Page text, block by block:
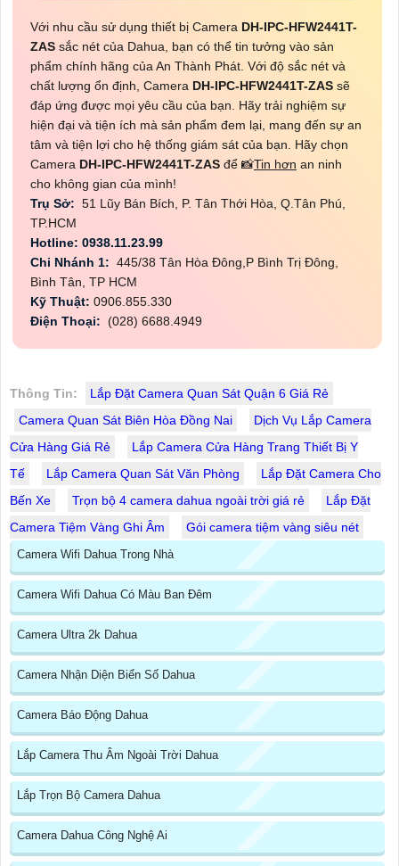
Với nhu cầu sử dụng thiết bị Camera DH-IPC-HFW2441T-
ZAS sắc nét của Dahua, bạn có thể tin tưởng vào sản
phẩm chính hãng của An Thành Phát. Với độ sắc nét và
chất lượng ổn định, Camera DH-IPC-HFW2441T-ZAS sẽ
đáp ứng được mọi yêu cầu của bạn. Hãy trải nghiệm sự
hiện đại và tiện ích mà sản phẩm đem lại, mang đến sự an
tâm và tiện lợi cho hệ thống giám sát của bạn. Hãy chọn
Camera DH-IPC-HFW2441T-ZAS để 📸Tin hơn an ninh
cho không gian của mình!
Trụ Sở: 51 Lũy Bán Bích, P. Tân Thới Hòa, Q.Tân Phú,
TP.HCM
Hotline: 0938.11.23.99
Chi Nhánh 1: 445/38 Tân Hòa Đông,P Bình Trị Đông,
Bình Tân, TP HCM
Kỹ Thuật: 0906.855.330
Điện Thoại: (028) 6688.4949
Thông Tin:
Lắp Đặt Camera Quan Sát Quận 6 Giá Rẻ
Camera Quan Sát Biên Hòa Đồng Nai
Dịch Vụ Lắp Camera
Cửa Hàng Giá Rẻ
Lắp Camera Cửa Hàng Trang Thiết Bị Y
Tế
Lắp Camera Quan Sát Văn Phòng
Lắp Đặt Camera Cho
Bến Xe
Trọn bộ 4 camera dahua ngoài trời giá rẻ
Lắp Đặt
Camera Tiệm Vàng Ghi Âm
Gói camera tiệm vàng siêu nét
Camera Wifi Dahua Trong Nhà
Camera Wifi Dahua Có Màu Ban Đêm
Camera Ultra 2k Dahua
Camera Nhận Diện Biển Số Dahua
Camera Báo Động Dahua
Lắp Camera Thu Âm Ngoài Trời Dahua
Lắp Trọn Bộ Camera Dahua
Camera Dahua Công Nghệ Ai